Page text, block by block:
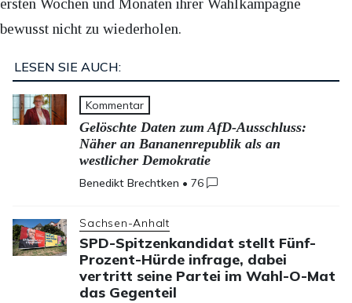
ersten Wochen und Monaten ihrer Wahlkampagne
bewusst nicht zu wiederholen.
LESEN SIE AUCH:
Kommentar
Gelöschte Daten zum AfD-Ausschluss:
Näher an Bananenrepublik als an
westlicher Demokratie
Benedikt Brechtken •76
Sachsen-Anhalt
SPD-Spitzenkandidat stellt Fünf-
Prozent-Hürde infrage, dabei
vertritt seine Partei im Wahl-O-Mat
das Gegenteil